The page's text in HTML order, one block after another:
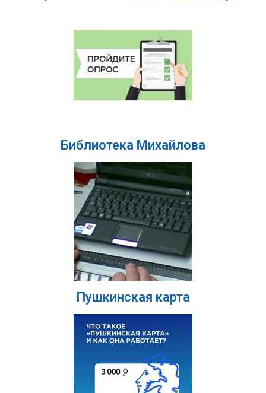
Библиотека Михайлова
Пушкинская карта